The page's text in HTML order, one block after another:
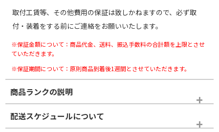
取付工賃等、その他費用の保証は致しかねますので、必ず取
付・装着をする前にご連絡をお願いいたします。
※保証金額について：商品代金、送料、振込手数料の合計額を上限とさせ
ていただきます。
※保証期間について：原則商品到着後1週間とさせていただきます。
商品ランクの説明
※商品ランクは出品者の主観により判断しておりますので、あら
かじめご了承ください。
配送スケジュールについて